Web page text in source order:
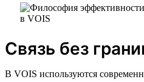
Связь без
В VOIS используются